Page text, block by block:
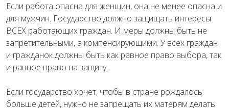
Если работа опасна для женщин, она не менее опасна и
для мужчин. Государство должно защищать интересы
ВСЕХ работающих граждан. И меры должны быть не
запретительными, а компенсирующими. У всех граждан
и гражданок должны быть как равное право выбора, так
и равное право на защиту.
Если государство хочет, чтобы в стране рождалось
больше детей, нужно не запрещать их матерям делать